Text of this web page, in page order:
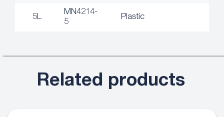
5L
MN4214-
5
Plastic
Related products